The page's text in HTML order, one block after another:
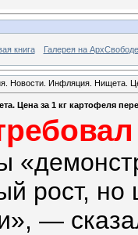
книга Галерея на АрхСвободе
Новости. Инфляция. Нищета.
Цена за 1 кг картофеля
рост,
—